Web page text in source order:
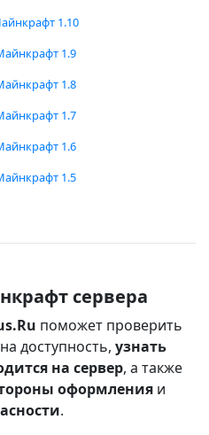
1.10
1.9
1.8
1.7
1.6
1.5
сервера
поможет проверить
доступность, узнать
на сервер, а также
оформления и
.